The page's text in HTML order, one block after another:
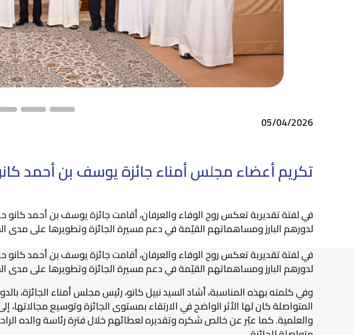
05/04/2026
تكريم أعضاء مجلس أمناء جائزة يوسف بن أحمد
في لفتة تقديرية تعكس روح الوفاء والعرفان، أقامت جائزة يوسف بن أحمد كانو
لدورهم البارز ومساهماتهم القيّمة في دعم مسيرة الجائزة وتطويرها على مدى
في لفتة تقديرية تعكس روح الوفاء والعرفان، أقامت جائزة يوسف بن أحمد كانو
لدورهم البارز ومساهماتهم القيّمة في دعم مسيرة الجائزة وتطويرها على مدى
وفي كلمته بهذه المناسبة، أشاد السيد نبيل كانو، رئيس مجلس أمناء الجائزة،
المتواصلة كان لها الأثر الواضح في الارتقاء بمستوى الجائزة وتوسيع
والعلمية. كما عبّر عن خالص شكره وتقديره لعطائهم خلال فترة رئاسة والده